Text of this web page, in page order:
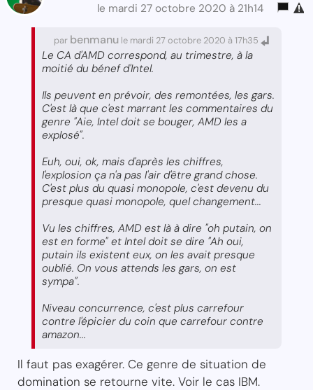
le mardi 27 octobre 2020 à 21h14
par benmanu le mardi 27 octobre 2020 à 17h35
Le CA d'AMD correspond, au trimestre, à la
moitié du bénef d'Intel.
Ils peuvent en prévoir, des remontées, les gars.
C'est là que c'est marrant les commentaires du
genre "Aie, Intel doit se bouger, AMD les a
explosé".
Euh, oui, ok, mais d'après les chiffres,
l'explosion ça n'a pas l'air d'être grand chose.
C'est plus du quasi monopole, c'est devenu du
presque quasi monopole, quel changement...
Vu les chiffres, AMD est là à dire "oh putain, on
est en forme" et Intel doit se dire "Ah oui,
putain ils existent eux, on les avait presque
oublié. On vous attends les gars, on est
sympa".
Niveau concurrence, c'est plus carrefour
contre l'épicier du coin que carrefour contre
amazon...
Il faut pas exagérer. Ce genre de situation de
domination se retourne vite. Voir le cas IBM.